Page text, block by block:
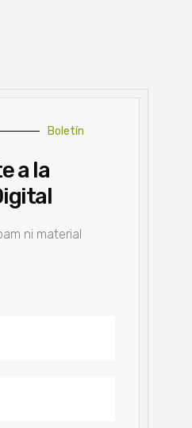
Boletín
a la
ni material